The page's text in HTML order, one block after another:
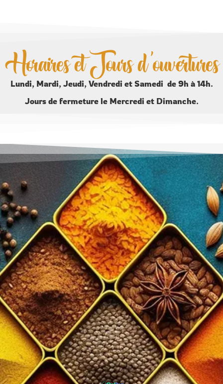
Horaires et Jours d'ouvertures
Lundi, Mardi, Jeudi, Vendredi et Samedi de 9h à 14h.
Jours de fermeture le Mercredi et Dimanche.